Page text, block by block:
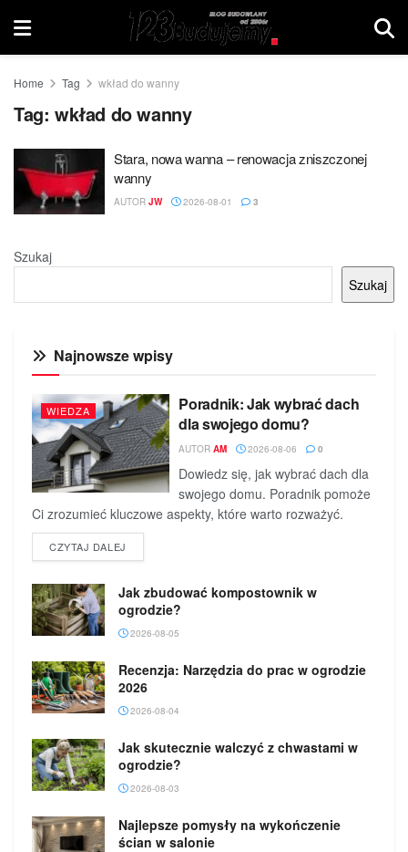
Home Tag wkład do wanny
Tag: wkład do wanny
Stara, nowa wanna – renowacja zniszczonej
wanny
AUTOR JW 2026-08-01 3
Szukaj
Szukaj
Najnowsze wpisy
WIEDZA
Poradnik: Jak wybrać dach
dla swojego domu?
AUTOR AM 2026-08-06 0
Dowiedz się, jak wybrać dach dla
swojego domu. Poradnik pomoże
Ci zrozumieć kluczowe aspekty, które warto rozważyć.
CZYTAJ DALEJ
Jak zbudować kompostownik w
ogrodzie?
2026-08-05
Recenzja: Narzędzia do prac w ogrodzie
2026
2026-08-04
Jak skutecznie walczyć z chwastami w
ogrodzie?
2026-08-03
Najlepsze pomysły na wykończenie
ścian w salonie